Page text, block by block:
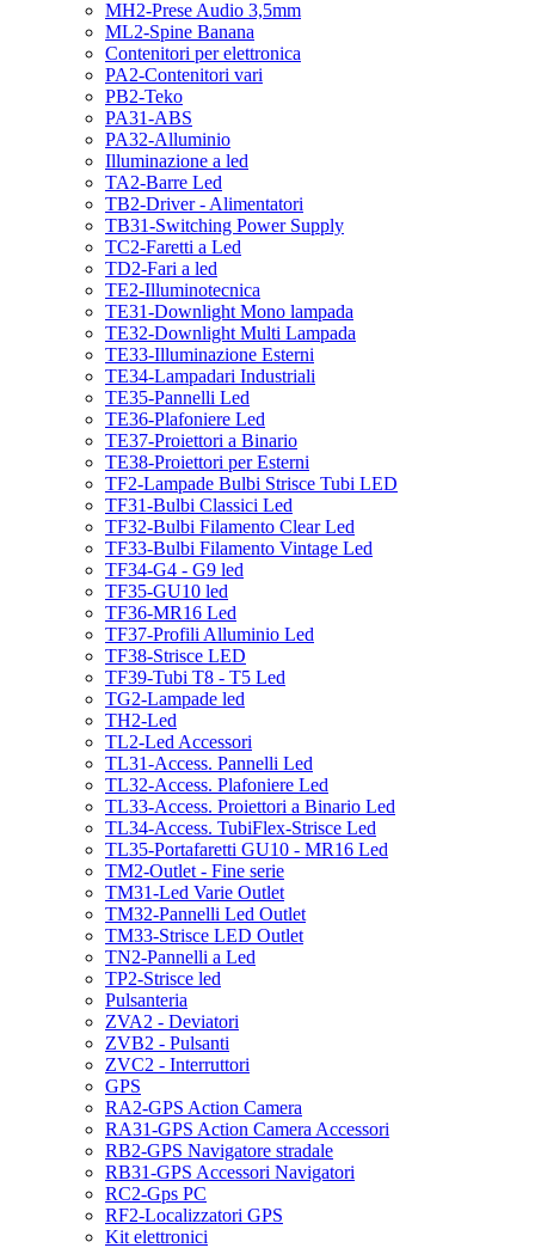
MH2-Prese Audio 3,5mm
ML2-Spine Banana
Contenitori per elettronica
PA2-Contenitori vari
PB2-Teko
PA31-ABS
PA32-Alluminio
Illuminazione a led
TA2-Barre Led
TB2-Driver - Alimentatori
TB31-Switching Power Supply
TC2-Faretti a Led
TD2-Fari a led
TE2-Illuminotecnica
TE31-Downlight Mono lampada
TE32-Downlight Multi Lampada
TE33-Illuminazione Esterni
TE34-Lampadari Industriali
TE35-Pannelli Led
TE36-Plafoniere Led
TE37-Proiettori a Binario
TE38-Proiettori per Esterni
TF2-Lampade Bulbi Strisce Tubi LED
TF31-Bulbi Classici Led
TF32-Bulbi Filamento Clear Led
TF33-Bulbi Filamento Vintage Led
TF34-G4 - G9 led
TF35-GU10 led
TF36-MR16 Led
TF37-Profili Alluminio Led
TF38-Strisce LED
TF39-Tubi T8 - T5 Led
TG2-Lampade led
TH2-Led
TL2-Led Accessori
TL31-Access. Pannelli Led
TL32-Access. Plafoniere Led
TL33-Access. Proiettori a Binario Led
TL34-Access. TubiFlex-Strisce Led
TL35-Portafaretti GU10 - MR16 Led
TM2-Outlet - Fine serie
TM31-Led Varie Outlet
TM32-Pannelli Led Outlet
TM33-Strisce LED Outlet
TN2-Pannelli a Led
TP2-Strisce led
Pulsanteria
ZVA2 - Deviatori
ZVB2 - Pulsanti
ZVC2 - Interruttori
GPS
RA2-GPS Action Camera
RA31-GPS Action Camera Accessori
RB2-GPS Navigatore stradale
RB31-GPS Accessori Navigatori
RC2-Gps PC
RF2-Localizzatori GPS
Kit elettronici